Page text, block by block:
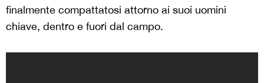
finalmente compattatosi attorno ai suoi uomini
chiave, dentro e fuori dal campo.